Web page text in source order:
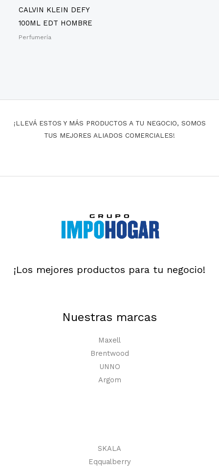
CALVIN KLEIN DEFY
100ML EDT HOMBRE
Perfumería
¡LLEVÁ ESTOS Y MÁS PRODUCTOS A TU NEGOCIO, SOMOS
TUS MEJORES ALIADOS COMERCIALES!
¡Los mejores productos para tu negocio!
Nuestras marcas
Maxell
Brentwood
UNNO
Argom
SKALA
Eqqualberry